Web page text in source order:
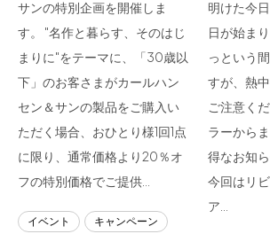
サンの特別企画を開催しま
す。 "名作と暮らす、そのはじ
まりに"をテーマに、「30歳以
下」のお客さまがカールハン
セン＆サンの製品をご購入い
ただく場合、おひとり様1回1点
に限り、通常価格より20％オ
フの特別価格でご提供…
イベント キャンペーン
明けた今
日が始ま
っという
すが、熱
ご注意く
ラーから
得なお知
今回はリ
ア…